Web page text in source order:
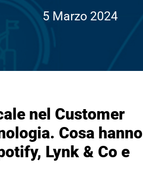
5 Marzo 2024
nel Customer
Cosa hanno
Lynk & Co e